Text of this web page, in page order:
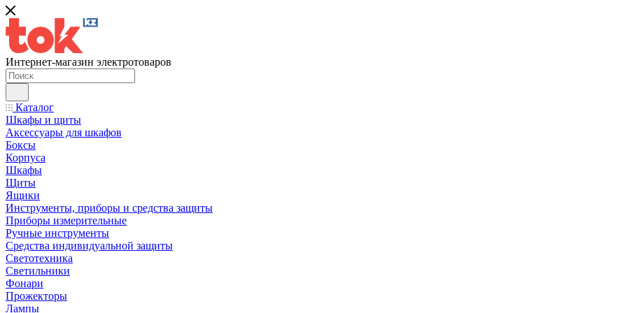
Интернет-магазин электротоваров
Каталог
Шкафы и щиты
Аксессуары для шкафов
Боксы
Корпуса
Шкафы
Щиты
Ящики
Инструменты, приборы и средства защиты
Приборы измерительные
Ручные инструменты
Средства индивидуальной защиты
Светотехника
Светильники
Фонари
Прожекторы
Лампы